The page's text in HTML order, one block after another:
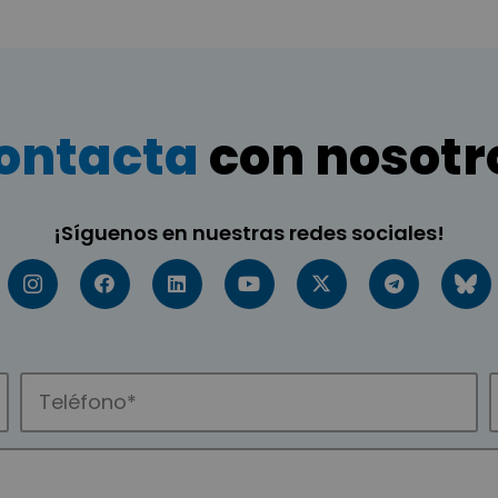
con
¡Síguenos en nuestras redes sociales!